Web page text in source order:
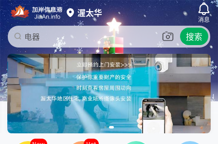
渥太华 电器
工作
渥太华
消息
自行车
电器
工作
搜索